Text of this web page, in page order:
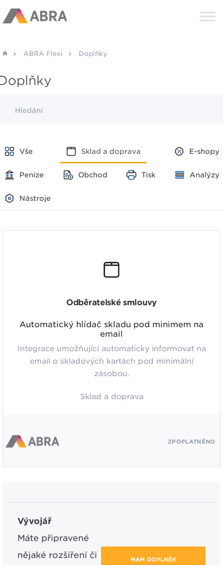
ABRA Flexi Doplňky
Hledání
Vše Sklad a doprava E-shopy
Peníze Obchod Tisk Analýzy
Nástroje
Odběratelské smlouvy
Automatický hlídač skladu pod minimem na
email
Integrace umožňující automaticky informovat na
email o skladových kartách pod minimální
zásobou.
Sklad a doprava
ZPOPLATNĚNO
Vývojář
Máte připravené
nějaké rozšíření či
MÁM DOPLNĚK